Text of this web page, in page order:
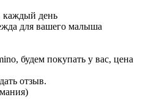
каждый день
для вашего малыша
будем покупать у вас, цена
отзыв.